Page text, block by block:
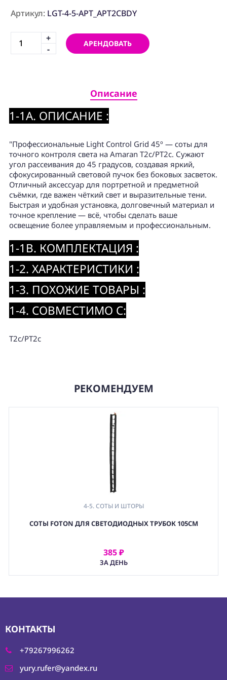
ОБЕСПЕЧЕНИЕ
Аренда
О
Контакты
Артикул: LGT-4-5-APT_APT2CBDY
+
-
АРЕНДОВАТЬ
Описание
1-1A. ОПИСАНИЕ :
"Профессиональные Light Control Grid 45º — соты для
точного контроля света на Amaran T2c/PT2c. Сужают
угол рассеивания до 45 градусов, создавая яркий,
сфокусированный световой пучок без боковых засветок.
Отличный аксессуар для портретной и предметной
съёмки, где важен чёткий свет и выразительные тени.
Быстрая и удобная установка, долговечный материал и
точное крепление — всё, чтобы сделать ваше
освещение более управляемым и профессиональным.
1-1B. КОМПЛЕКТАЦИЯ :
1-2. ХАРАКТЕРИСТИКИ :
1-3. ПОХОЖИЕ ТОВАРЫ :
1-4. СОВМЕСТИМО С:
T2c/PT2c
РЕКОМЕНДУЕМ
4-5. СОТЫ И ШТОРЫ
СОТЫ FOTON ДЛЯ СВЕТОДИОДНЫХ ТРУБОК 105СМ
385 ₽
ЗА ДЕНЬ
АРЕНДОВАТЬ
КОНТАКТЫ
+79267996262
yury.rufer@yandex.ru